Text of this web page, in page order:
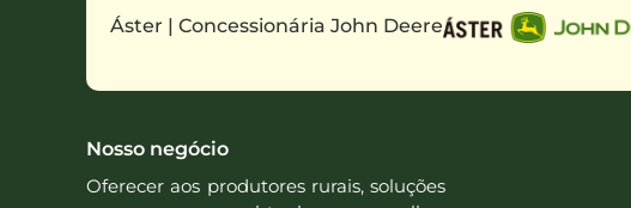
Áster | Concessionária John Deere
Nosso negócio
Oferecer aos produtores rurais, soluções